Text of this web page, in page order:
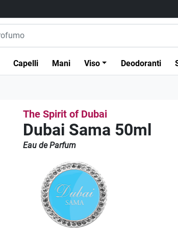
Capelli Mani Viso Deodoranti
The Spirit of Dubai
Dubai Sama 50ml
Eau de Parfum